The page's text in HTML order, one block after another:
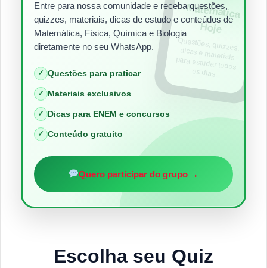
Entre para nossa comunidade e receba questões,
quizzes, materiais, dicas de estudo e conteúdos de
Matemática, Física, Química e Biologia
diretamente no seu WhatsApp.
✓ Questões para praticar
✓ Materiais exclusivos
✓ Dicas para ENEM e concursos
✓ Conteúdo gratuito
Quero participar do grupo→
Matem
ática
Hoje
Questões, quizzes,
dicas e materiais
para estudar todos
os dias.
Escolha seu Quiz